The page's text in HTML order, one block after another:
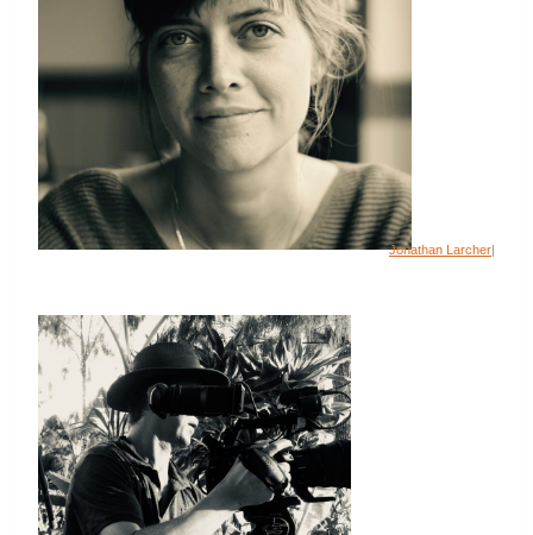
Jonathan Larcher